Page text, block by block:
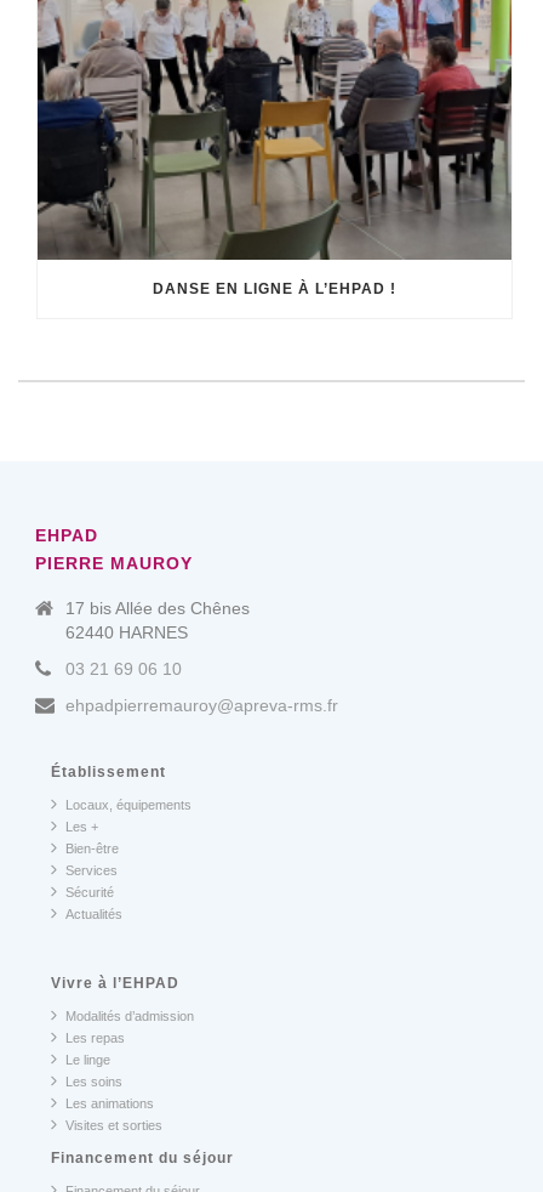
DANSE EN LIGNE À L’EHPAD !
EHPAD
PIERRE MAUROY
17 bis Allée des Chênes
62440 HARNES
03 21 69 06 10
ehpadpierremauroy@apreva-rms.fr
Établissement
Locaux, équipements
Les +
Bien-être
Services
Sécurité
Actualités
Vivre à l’EHPAD
Modalités d’admission
Les repas
Le linge
Les soins
Les animations
Visites et sorties
Financement du séjour